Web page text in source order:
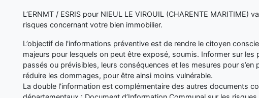
L’ERNMT / ESRIS pour NIEUL LE VIROUIL (CHARENTE MARITIME)
risques concernant votre bien immobilier.
L’objectif de l'informations préventive est de rendre le citoyen
majeurs pour lesquels on peut être exposé, soumis. Informer sur les
passés ou prévisibles, leurs conséquences et les mesures pour s’en
réduire les dommages, pour être ainsi moins vulnérable.
La double l'information est complémentaire des autres documents